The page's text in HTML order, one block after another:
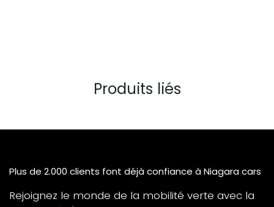
Produits liés
Plus de 2.000 clients font déjà confiance à Niagara cars
Rejoignez le monde de la mobilité verte avec la